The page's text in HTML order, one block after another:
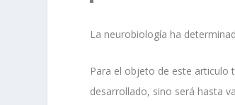
La neurobiología ha
Para el objeto de este articulo
desarrollado, sino será hasta